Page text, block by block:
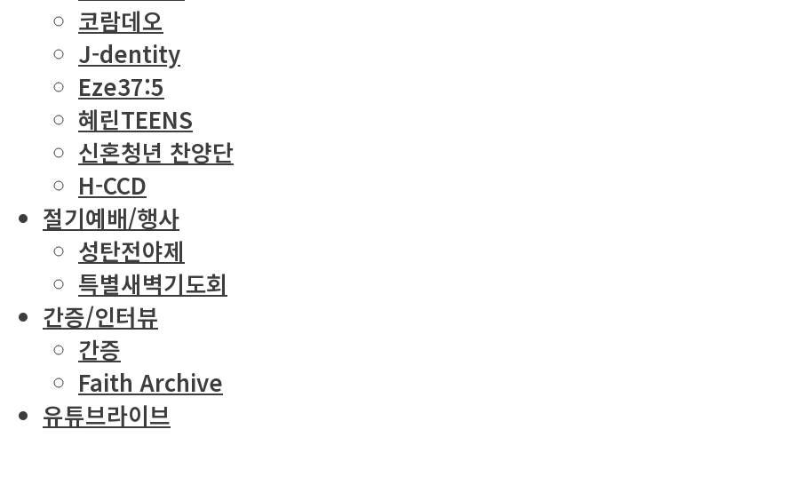
코람데오
J-dentity
Eze37:5
혜린TEENS
신혼청년 찬양단
H-CCD
절기예배/행사
성탄전야제
특별새벽기도회
간증/인터뷰
간증
Faith Archive
유튜브라이브